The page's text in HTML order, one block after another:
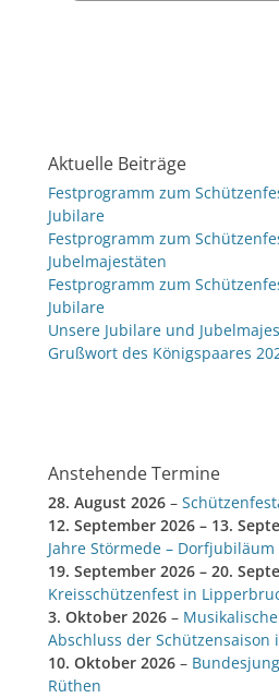
Aktuelle Beiträge
Festprogramm zum
Jubilare
Festprogramm zum
Jubelmajestäten
Festprogramm zum
Jubilare
Unsere Jubilare und
Grußwort des Königspaares
Anstehende Termine
28. August 2026 –
12. September 2026 – 13.
Jahre Störmede – Dorfjubiläum
19. September 2026 – 20.
Kreisschützenfest in
3. Oktober 2026 –
Abschluss der Schützensaison
10. Oktober 2026 –
Rüthen